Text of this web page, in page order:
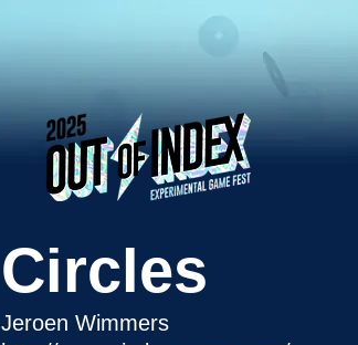
Circles
Jeroen Wimmers